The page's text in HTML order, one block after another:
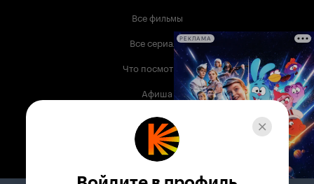
Все фильмы
Все сериалы
Что посмотреть
Афиша
Музыка
Телепрограмма
РЕКЛАМА